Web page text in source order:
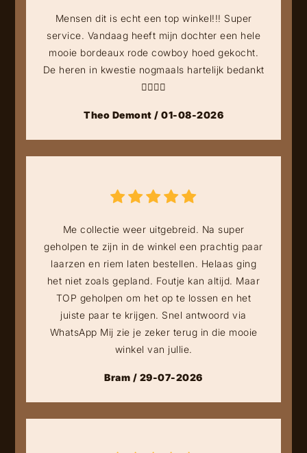
Mensen dit is echt een top winkel!!! Super
service. Vandaag heeft mijn dochter een hele
mooie bordeaux rode cowboy hoed gekocht.
De heren in kwestie nogmaals hartelijk bedankt
👍🏻👍🏻
Theo Demont / 01-08-2026
Me collectie weer uitgebreid. Na super
geholpen te zijn in de winkel een prachtig paar
laarzen en riem laten bestellen. Helaas ging
het niet zoals gepland. Foutje kan altijd. Maar
TOP geholpen om het op te lossen en het
juiste paar te krijgen. Snel antwoord via
WhatsApp Mij zie je zeker terug in die mooie
winkel van jullie.
Bram / 29-07-2026